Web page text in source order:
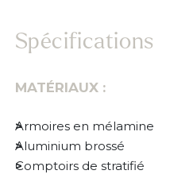
Spécifications
MATÉRIAUX :
Armoires en mélamine
Aluminium brossé
Comptoirs de stratifié